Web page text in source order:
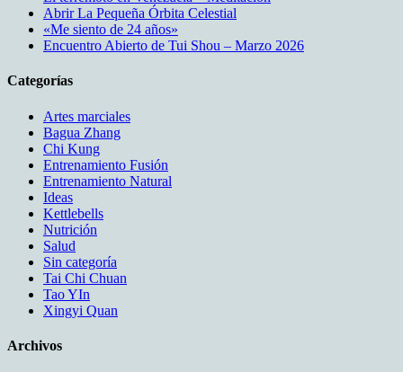
Abrir La Pequeña Órbita Celestial
«Me siento de 24 años»
Encuentro Abierto de Tui Shou – Marzo 2026
Categorías
Artes marciales
Bagua Zhang
Chi Kung
Entrenamiento Fusión
Entrenamiento Natural
Ideas
Kettlebells
Nutrición
Salud
Sin categoría
Tai Chi Chuan
Tao YIn
Xingyi Quan
Archivos